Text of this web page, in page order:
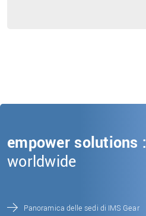
empower solutions :
worldwide
Panoramica delle sedi di IMS Gear